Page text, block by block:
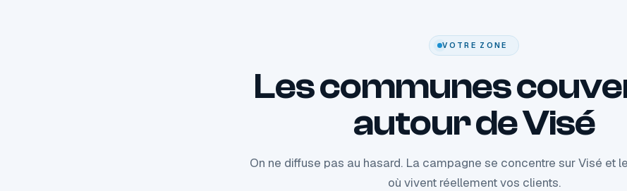
VOTRE ZONE
Les communes
autour de Visé
On ne diffuse pas au hasard. La campagne se concentre sur Visé et
où vivent réellement vos clients.